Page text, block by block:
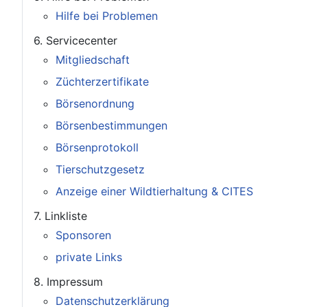
Hilfe bei Problemen
6. Servicecenter
Mitgliedschaft
Züchterzertifikate
Börsenordnung
Börsenbestimmungen
Börsenprotokoll
Tierschutzgesetz
Anzeige einer Wildtierhaltung & CITES
7. Linkliste
Sponsoren
private Links
8. Impressum
Datenschutzerklärung